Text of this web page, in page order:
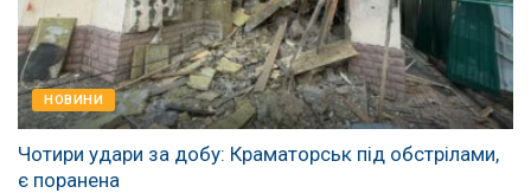
НОВИНИ
Чотири удари за добу: Краматорськ під обстрілами,
є поранена